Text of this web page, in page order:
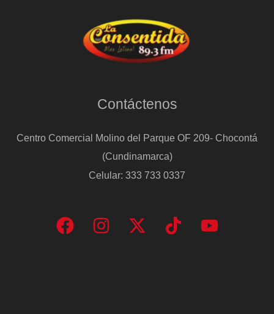
Contáctenos
Centro Comercial Molino del Parque OF 209- Chocontá
(Cundinamarca)
Celular: 333 733 0337